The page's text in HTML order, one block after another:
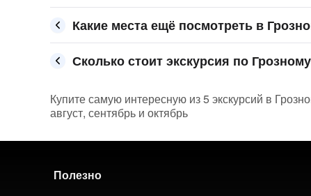
Какие места ещё посмотреть в
Сколько стоит экскурсия по
Купите самую интересную из 5 экскурсий в
август, сентябрь и октябрь
Полезно